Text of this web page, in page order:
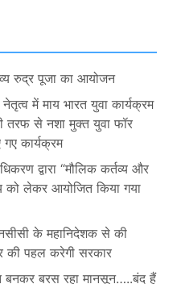
रुद्र पूजा का आयोजन
में माय भारत युवा कार्यक्रम
तरफ से नशा मुक्त युवा फॉर
गए कार्यक्रम
द्वारा “मौलिक कर्तव्य और
को लेकर आयोजित किया गया
के महानिदेशक से की
की पहल करेगी सरकार
बरस रहा मानसून…..बंद हैं